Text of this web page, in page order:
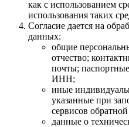
как с использованием
использования таких
Согласие дается на
данных:
общие
отчество;
почты;
ИНН;
иные
указанные при
сервисов обратной
данные о